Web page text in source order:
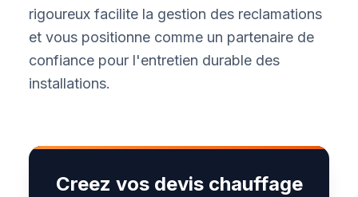
rigoureux facilite la gestion des reclamations
et vous positionne comme un partenaire de
confiance pour l'entretien durable des
installations.
Creez vos devis chauffage